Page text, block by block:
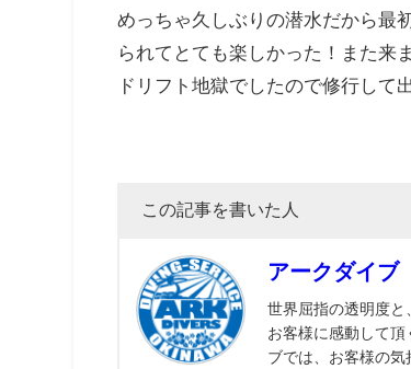
めっちゃ久しぶりの潜水だから最
られてとても楽しかった！また来
ドリフト地獄でしたので修行して
この記事を書いた人
アークダイブ
世界屈指の透明度と
お客様に感動して
ブでは、お客様の気